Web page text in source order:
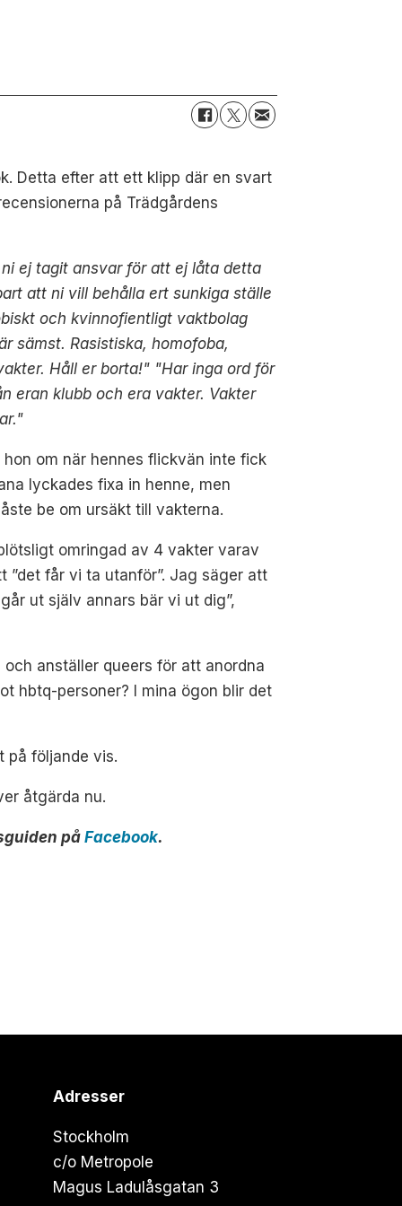
Detta efter att ett klipp där en svart
på Trädgårdens
ej tagit ansvar för att ej låta detta
att ni vill behålla ert sunkiga ställe
och kvinnofientligt vaktbolag
sämst. Rasistiska, homofoba,
Håll er borta!" "Har inga ord för
eran klubb och era vakter. Vakter
om när hennes flickvän inte fick
lyckades fixa in henne, men
be om ursäkt till vakterna.
omringad av 4 vakter varav
”det får vi ta utanför”. Jag säger att
ut själv annars bär vi ut dig”,
och anställer queers för att anordna
hbtq-personer? I mina ögon blir det
på följande vis.
åtgärda nu.
påFacebook.
Adresser
Stockholm
c/o Metropole
Magus Ladulåsgatan 3